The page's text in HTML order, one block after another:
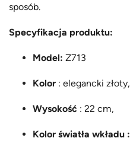
sposób.
Specyfikacja produktu:
Model: Z713
Kolor : elegancki złoty,
Wysokość : 22 cm,
Kolor światła wkładu :